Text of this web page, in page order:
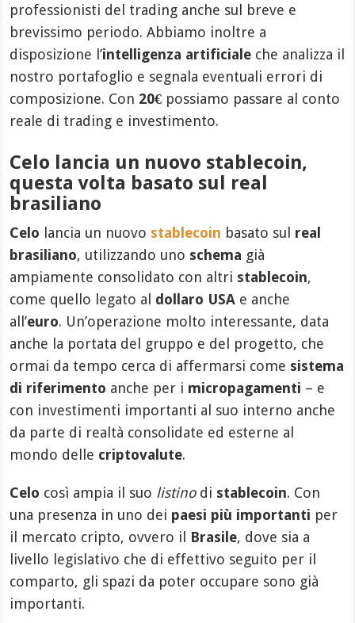
professionisti del trading anche sul breve e
brevissimo periodo. Abbiamo inoltre a
disposizione l’intelligenza artificiale che analizza il
nostro portafoglio e segnala eventuali errori di
composizione. Con 20€ possiamo passare al conto
reale di trading e investimento.
Celo lancia un nuovo stablecoin,
questa volta basato sul real
brasiliano
Celo lancia un nuovo stablecoin basato sul real
brasiliano, utilizzando uno schema già
ampiamente consolidato con altri stablecoin,
come quello legato al dollaro USA e anche
all’euro. Un’operazione molto interessante, data
anche la portata del gruppo e del progetto, che
ormai da tempo cerca di affermarsi come sistema
di riferimento anche per i micropagamenti – e
con investimenti importanti al suo interno anche
da parte di realtà consolidate ed esterne al
mondo delle criptovalute.
Celo così ampia il suo listinodi stablecoin. Con
una presenza in uno dei paesi più importanti per
il mercato cripto, ovvero il Brasile, dove sia a
livello legislativo che di effettivo seguito per il
comparto, gli spazi da poter occupare sono già
importanti.